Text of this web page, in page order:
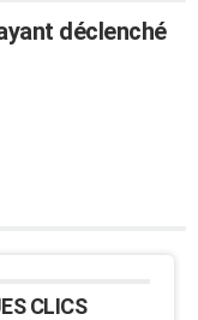
déclenché
CLICS